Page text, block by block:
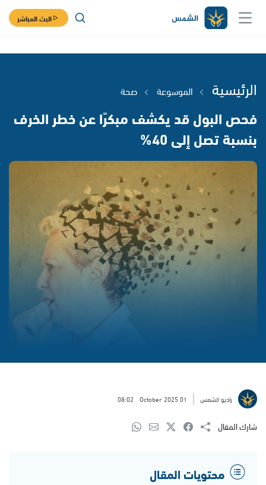
البث المباشر
الرئيسية الموسوعة صحة
فحص البول قد يكشف مبكرًا عن خطر الخرف
بنسبة تصل إلى 40%
راديو الشمس 01 October 2025
08:02
شارك المقال
محتويات المقال